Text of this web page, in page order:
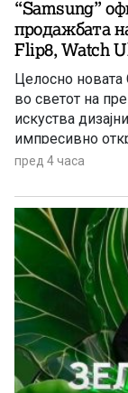
“Samsung”
продажбата
Flip8, Watch
Целосно новата
во светот на
искуства
импресивно
надополнета со
пред 4 часа